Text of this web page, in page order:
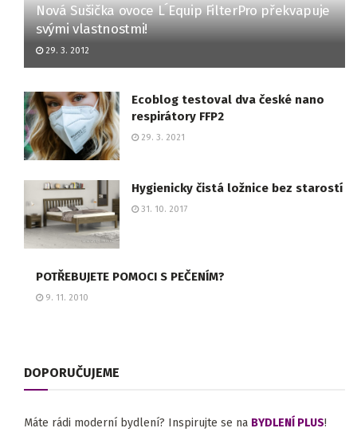
Nová Sušička ovoce L´Equip FilterPro překvapuje
svými vlastnostmi!
29. 3. 2012
Ecoblog testoval dva české nano
respirátory FFP2
29. 3. 2021
Hygienicky čistá ložnice bez starostí
31. 10. 2017
POTŘEBUJETE POMOCI S PEČENÍM?
9. 11. 2010
DOPORUČUJEME
Máte rádi moderní bydlení? Inspirujte se na BYDLENÍ PLUS!